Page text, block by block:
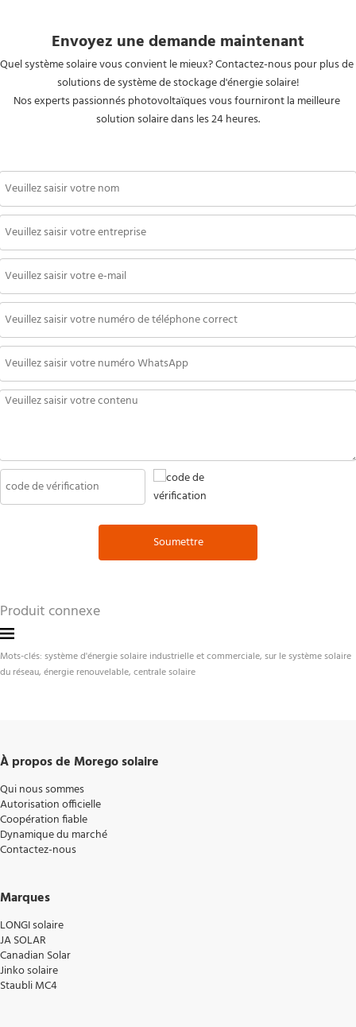
Envoyez une demande maintenant
Quel système solaire vous convient le mieux? Contactez-nous pour plus de
solutions de système de stockage d'énergie solaire!
Nos experts passionnés photovoltaïques vous fourniront la meilleure
solution solaire dans les 24 heures.
Soumettre
Produit connexe
Mots-clés: système d'énergie solaire industrielle et commerciale, sur le système solaire
du réseau, énergie renouvelable, centrale solaire
À propos de Morego solaire
Qui nous sommes
Autorisation officielle
Coopération fiable
Dynamique du marché
Contactez-nous
Marques
LONGI solaire
JA SOLAR
Canadian Solar
Jinko solaire
Staubli MC4